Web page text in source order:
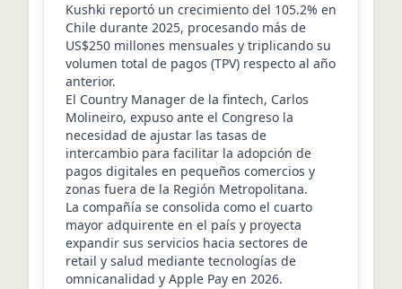
Kushki reportó un crecimiento del 105.2% en
Chile durante 2025, procesando más de
US$250 millones mensuales y triplicando su
volumen total de pagos (TPV) respecto al año
anterior.
El Country Manager de la fintech, Carlos
Molineiro, expuso ante el Congreso la
necesidad de ajustar las tasas de
intercambio para facilitar la adopción de
pagos digitales en pequeños comercios y
zonas fuera de la Región Metropolitana.
La compañía se consolida como el cuarto
mayor adquirente en el país y proyecta
expandir sus servicios hacia sectores de
retail y salud mediante tecnologías de
omnicanalidad y Apple Pay en 2026.